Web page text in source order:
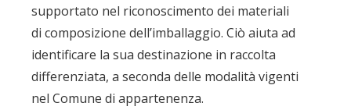
supportato nel riconoscimento dei materiali
di composizione dell’imballaggio. Ciò aiuta ad
identificare la sua destinazione in raccolta
differenziata, a seconda delle modalità vigenti
nel Comune di appartenenza.